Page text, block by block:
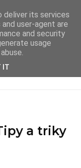
a triky
deliver its services
user-agent are
and security
usage
IT